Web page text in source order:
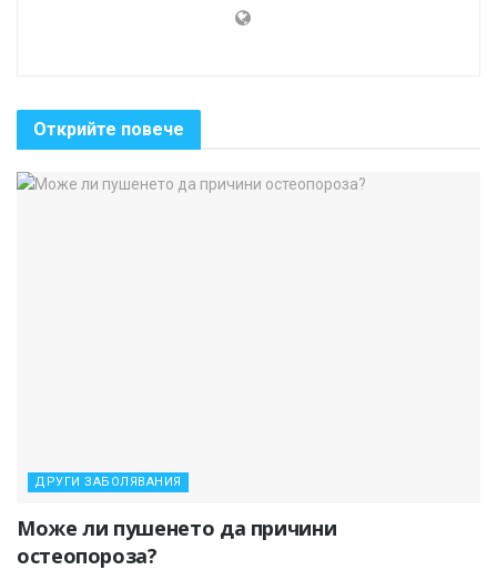
Открийте повече
ДРУГИ ЗАБОЛЯВАНИЯ
Може ли пушенето да причини
остеопороза?